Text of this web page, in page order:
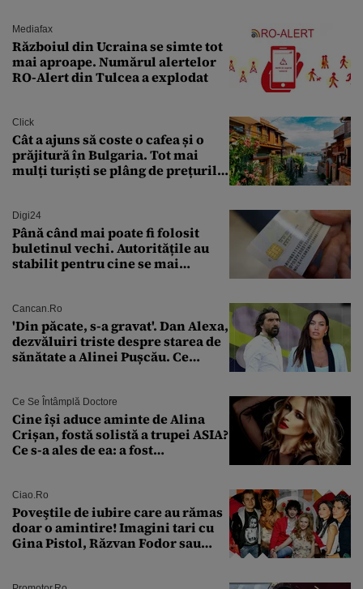
Mediafax
Războiul din Ucraina se simte tot
mai aproape. Numărul alertelor
RO-Alert din Tulcea a explodat
Click
Cât a ajuns să coste o cafea și o
prăjitură în Bulgaria. Tot mai
mulți turiști se plâng de prețurile
Digi24
Până când mai poate fi folosit
buletinul vechi. Autoritățile au
stabilit pentru cine se mai
Cancan.ro
'Din păcate, s-a gravat'. Dan Alexa,
dezvăluiri triste despre starea de
sănătate a Alinei Pușcău. Ce
Ce Se Întâmplă Doctore
Cine își aduce aminte de Alina
Crișan, fostă solistă a trupei ASIA?
Ce s-a ales de ea: a fost
Ciao.ro
Poveştile de iubire care au rămas
doar o amintire! Imagini tari cu
Gina Pistol, Răzvan Fodor sau